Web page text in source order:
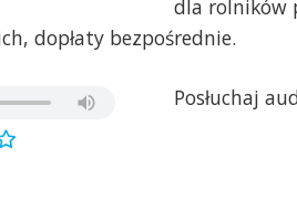
dla rolników
dopłaty bezpośrednie.
Posłuchaj